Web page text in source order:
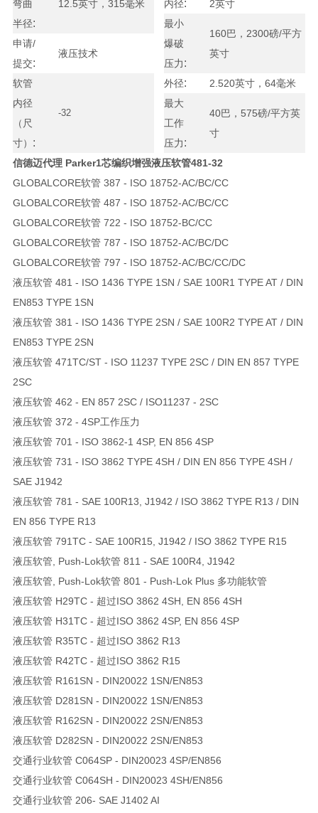
弯曲
半径:
12.5英寸，315毫米
申请/
提交:
液压技术
软管
内径
（尺
寸） :
-32
内径:
2英寸
最小
爆破
压力:
160巴，2300磅/平方
英寸
外径:
2.520英寸，64毫米
最大
工作
压力:
40巴，575磅/平方英
寸
信德迈代理 Parker1芯编织增强液压软管481-32
GLOBALCORE软管 387 - ISO 18752-AC/BC/CC
GLOBALCORE软管 487 - ISO 18752-AC/BC/CC
GLOBALCORE软管 722 - ISO 18752-BC/CC
GLOBALCORE软管 787 - ISO 18752-AC/BC/DC
GLOBALCORE软管 797 - ISO 18752-AC/BC/CC/DC
液压软管 481 - ISO 1436 TYPE 1SN / SAE 100R1 TYPE AT / DIN
EN853 TYPE 1SN
液压软管 381 - ISO 1436 TYPE 2SN / SAE 100R2 TYPE AT / DIN
EN853 TYPE 2SN
液压软管 471TC/ST - ISO 11237 TYPE 2SC / DIN EN 857 TYPE
2SC
液压软管 462 - EN 857 2SC / ISO11237 - 2SC
液压软管 372 - 4SP工作压力
液压软管 701 - ISO 3862-1 4SP, EN 856 4SP
液压软管 731 - ISO 3862 TYPE 4SH / DIN EN 856 TYPE 4SH /
SAE J1942
液压软管 781 - SAE 100R13, J1942 / ISO 3862 TYPE R13 / DIN
EN 856 TYPE R13
液压软管 791TC - SAE 100R15, J1942 / ISO 3862 TYPE R15
液压软管, Push-Lok软管 811 - SAE 100R4, J1942
液压软管, Push-Lok软管 801 - Push-Lok Plus 多功能软管
液压软管 H29TC - 超过ISO 3862 4SH, EN 856 4SH
液压软管 H31TC - 超过ISO 3862 4SP, EN 856 4SP
液压软管 R35TC - 超过ISO 3862 R13
液压软管 R42TC - 超过ISO 3862 R15
液压软管 R161SN - DIN20022 1SN/EN853
液压软管 D281SN - DIN20022 1SN/EN853
液压软管 R162SN - DIN20022 2SN/EN853
液压软管 D282SN - DIN20022 2SN/EN853
交通行业软管 C064SP - DIN20023 4SP/EN856
交通行业软管 C064SH - DIN20023 4SH/EN856
交通行业软管 206- SAE J1402 AI